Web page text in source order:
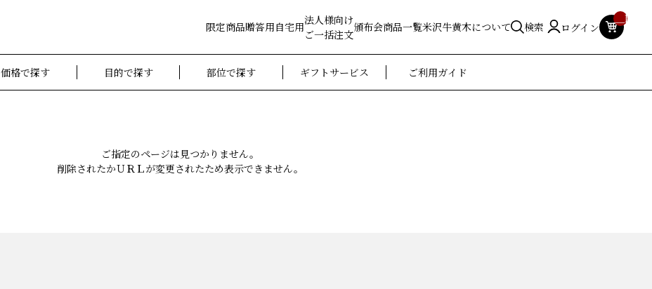
限定商品贈答用自宅用
法人様向け
ご一括注文
頒布会商品一覧米沢牛黄木について 検索 ログイン
価格で探す 目的で探す 部位で探す ギフトサービス ご利用ガイド
ご指定のページは見つかりません。
削除されたかＵＲＬが変更されたため表示できません。